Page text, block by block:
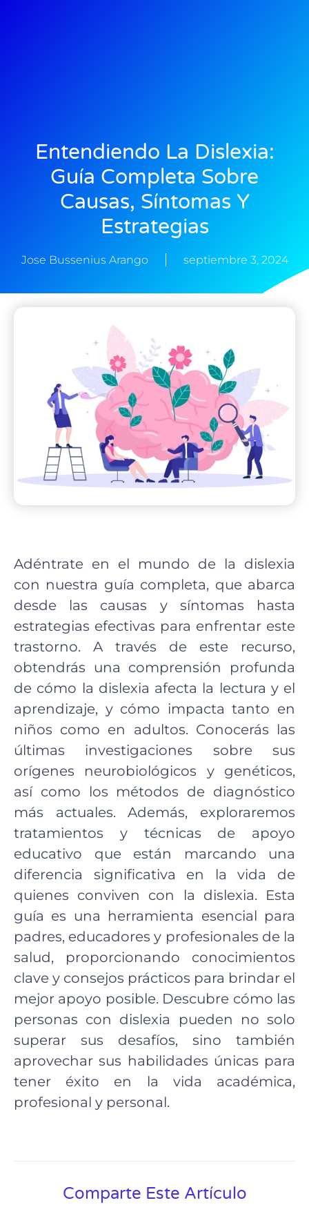
Entendiendo La Dislexia:
Guía Completa Sobre
Causas, Síntomas Y
Estrategias
Jose Bussenius Arango septiembre 3, 2024
Adéntrate en el mundo de la dislexia
con nuestra guía completa, que abarca
desde las causas y síntomas hasta
estrategias efectivas para enfrentar este
trastorno. A través de este recurso,
obtendrás una comprensión profunda
de cómo la dislexia afecta la lectura y el
aprendizaje, y cómo impacta tanto en
niños como en adultos. Conocerás las
últimas investigaciones sobre sus
orígenes neurobiológicos y genéticos,
así como los métodos de diagnóstico
más actuales. Además, exploraremos
tratamientos y técnicas de apoyo
educativo que están marcando una
diferencia significativa en la vida de
quienes conviven con la dislexia. Esta
guía es una herramienta esencial para
padres, educadores y profesionales de la
salud, proporcionando conocimientos
clave y consejos prácticos para brindar el
mejor apoyo posible. Descubre cómo las
personas con dislexia pueden no solo
superar sus desafíos, sino también
aprovechar sus habilidades únicas para
tener éxito en la vida académica,
profesional y personal.
Comparte Este Artículo